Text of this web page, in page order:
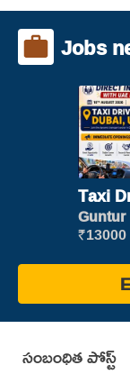
Jobs
Taxi
Guntur
సంబంధిత పోస్ట్